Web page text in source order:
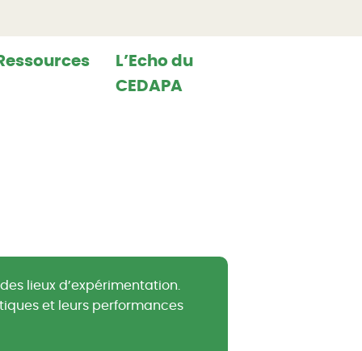
L’Echo du
CEDAPA
lieux d’expérimentation.
et leurs performances